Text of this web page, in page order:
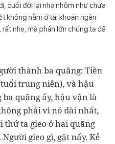
cuối đời lại nhẹ nhõm như chưa
không nằm ở tài khoản ngân
nhẹ, mà phần lớn chúng ta đã
thành ba quãng: Tiền
trung niên), và hậu
quãng ấy, hậu vận là
phải vì nó dài nhất,
thứ ta gieo ở hai quãng
gieo gì, gặt nấy. Kẻ